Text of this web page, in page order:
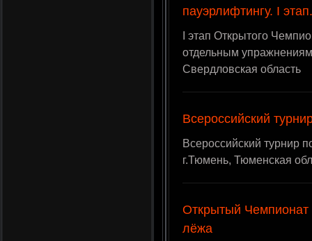
пауэрлифтингу. I этап.
I этап Открытого
отдельным
Свердловская область
Всероссийский
Всероссийский турнир
г.Тюмень, Тюменская
Открытый Чемпионат
лёжа